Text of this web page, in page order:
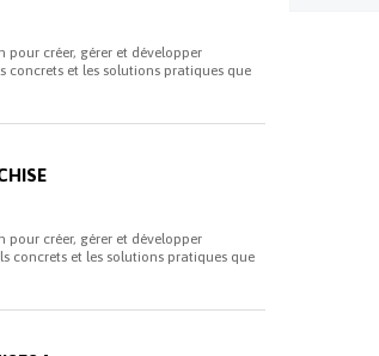
pour créer, gérer et développer
concrets et les solutions pratiques que
pour créer, gérer et développer
concrets et les solutions pratiques que